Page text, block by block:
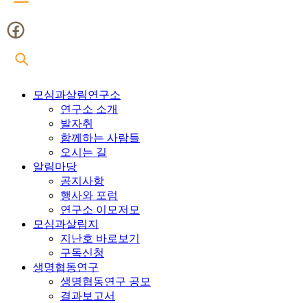
모심과살림연구소
연구소 소개
발자취
함께하는 사람들
오시는 길
알림마당
공지사항
행사와 포럼
연구소 이모저모
모심과살림지
지난호 바로보기
구독신청
생명협동연구
생명협동연구 공모
결과보고서